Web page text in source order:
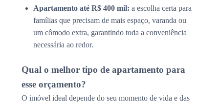
Apartamento até R$ 400 mil: a escolha certa para
famílias que precisam de mais espaço, varanda ou
um cômodo extra, garantindo toda a conveniência
necessária ao redor.
Qual o melhor tipo de apartamento para
esse orçamento?
O imóvel ideal depende do seu momento de vida e das